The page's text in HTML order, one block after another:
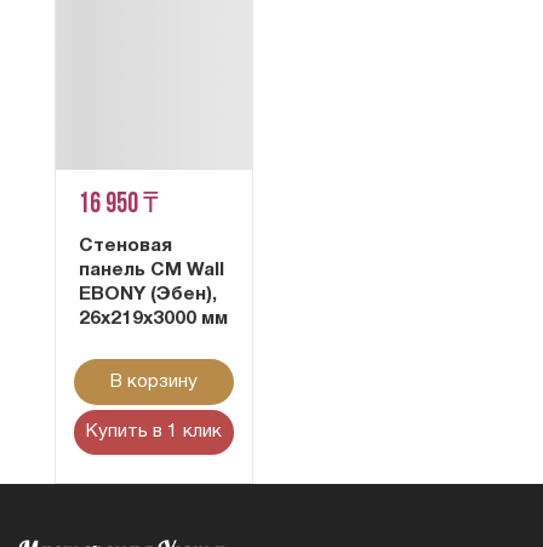
16 950 ₸
Стеновая
панель CM Wall
EBONY (Эбен),
26x219x3000 мм
В корзину
Купить в 1 клик